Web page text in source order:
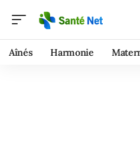
Aînés Harmonie